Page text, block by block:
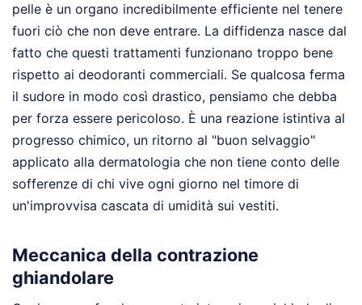
pelle è un organo incredibilmente efficiente nel tenere
fuori ciò che non deve entrare. La diffidenza nasce dal
fatto che questi trattamenti funzionano troppo bene
rispetto ai deodoranti commerciali. Se qualcosa ferma
il sudore in modo così drastico, pensiamo che debba
per forza essere pericoloso. È una reazione istintiva al
progresso chimico, un ritorno al "buon selvaggio"
applicato alla dermatologia che non tiene conto delle
sofferenze di chi vive ogni giorno nel timore di
un'improvvisa cascata di umidità sui vestiti.
Meccanica della contrazione
ghiandolare